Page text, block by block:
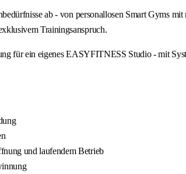
ab - von personallosen Smart Gyms
Trainingsanspruch.
für ein eigenes EASYFITNESS Studio - mit
und laufendem Betrieb